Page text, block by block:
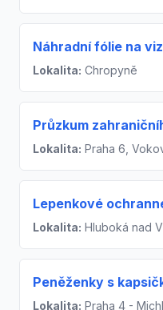
Náhradní fólie na
Lokalita: Chropyně
Průzkum
Lokalita: Praha 6,
Lepenkové
Lokalita: Hluboká nad
Peněženky s
Lokalita: Praha 4 -